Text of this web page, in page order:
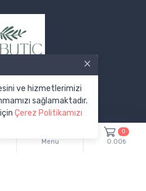
×
ve hizmetlerimizi
sağlamaktadır.
Çerez Politikamızı
Menu
0
0.00₺